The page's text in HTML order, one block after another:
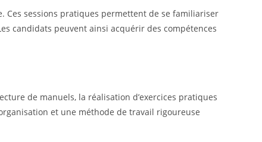
Ces sessions pratiques permettent de se familiariser
candidats peuvent ainsi acquérir des compétences
de manuels, la réalisation d’exercices pratiques
et une méthode de travail rigoureuse